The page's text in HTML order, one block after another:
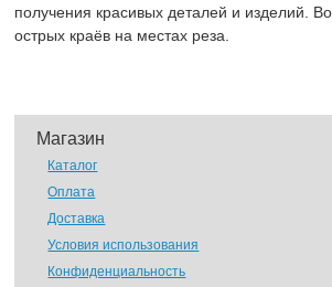
получения красивых деталей и изделий.
острых краёв на местах реза.
Магазин
Каталог
Оплата
Доставка
Условия использования
Конфиденциальность